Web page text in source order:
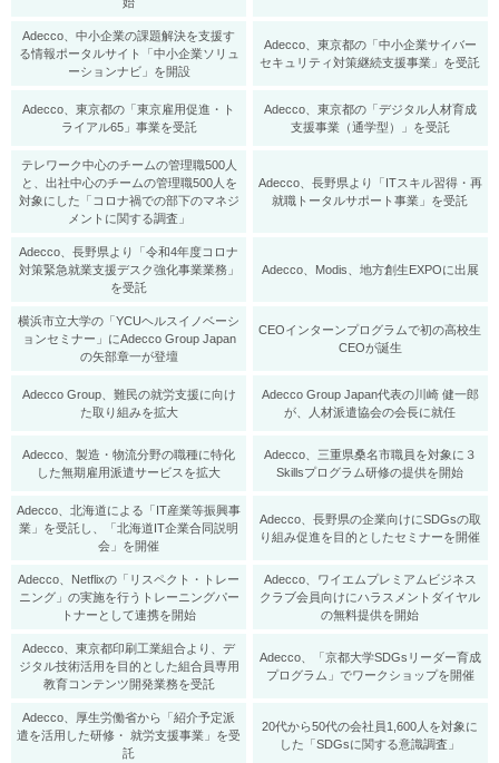
Adecco、中小企業の課題解決を支援す
る情報ポータルサイト「中小企業ソリュ
ーションナビ」を開設
Adecco、東京都の「中小企業サイバー
セキュリティ対策継続支援事業」を受託
Adecco、東京都の「東京雇用促進・ト
ライアル65」事業を受託
Adecco、東京都の「デジタル人材育成
支援事業（通学型）」を受託
テレワーク中心のチームの管理職500人
と、出社中心のチームの管理職500人を
対象にした「コロナ禍での部下のマネジ
メントに関する調査」
Adecco、長野県より「ITスキル習得・再
就職トータルサポート事業」を受託
Adecco、長野県より「令和4年度コロナ
対策緊急就業支援デスク強化事業業務」
を受託
Adecco、Modis、地方創生EXPOに出展
横浜市立大学の「YCUヘルスイノベーシ
ョンセミナー」にAdecco Group Japan
の矢部章一が登壇
CEOインターンプログラムで初の高校生
CEOが誕生
Adecco Group、難民の就労支援に向け
た取り組みを拡大
Adecco Group Japan代表の川崎 健一郎
が、人材派遣協会の会長に就任
Adecco、製造・物流分野の職種に特化
した無期雇用派遣サービスを拡大
Adecco、三重県桑名市職員を対象に３
Skillsプログラム研修の提供を開始
Adecco、北海道による「IT産業等振興事
業」を受託し、「北海道IT企業合同説明
会」を開催
Adecco、長野県の企業向けにSDGsの取
り組み促進を目的としたセミナーを開催
Adecco、Netflixの「リスペクト・トレー
ニング」の実施を行うトレーニングパー
トナーとして連携を開始
Adecco、ワイエムプレミアムビジネス
クラブ会員向けにハラスメントダイヤル
の無料提供を開始
Adecco、東京都印刷工業組合より、デ
ジタル技術活用を目的とした組合員専用
教育コンテンツ開発業務を受託
Adecco、「京都大学SDGsリーダー育成
プログラム」でワークショップを開催
Adecco、厚生労働省から「紹介予定派
遣を活用した研修・ 就労支援事業」を受
託
20代から50代の会社員1,600人を対象に
した「SDGsに関する意識調査」